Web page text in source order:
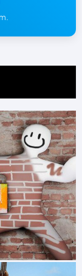
.Click to chat directly via Telegram